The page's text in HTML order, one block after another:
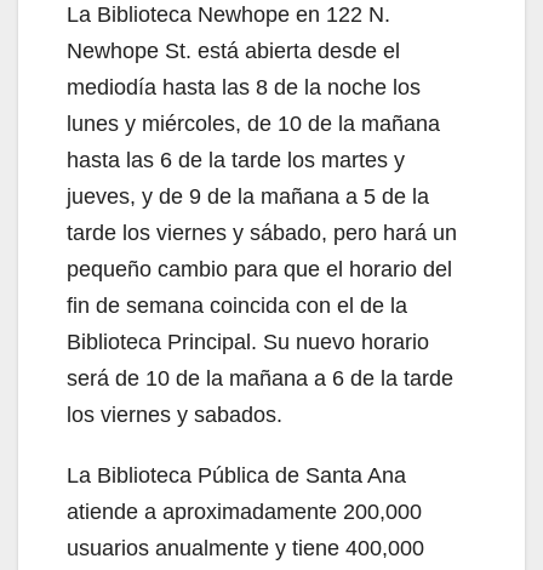
La Biblioteca Newhope en 122 N.
Newhope St. está abierta desde el
mediodía hasta las 8 de la noche los
lunes y miércoles, de 10 de la mañana
hasta las 6 de la tarde los martes y
jueves, y de 9 de la mañana a 5 de la
tarde los viernes y sábado, pero hará un
pequeño cambio para que el horario del
fin de semana coincida con el de la
Biblioteca Principal. Su nuevo horario
será de 10 de la mañana a 6 de la tarde
los viernes y sabados.
La Biblioteca Pública de Santa Ana
atiende a aproximadamente 200,000
usuarios anualmente y tiene 400,000